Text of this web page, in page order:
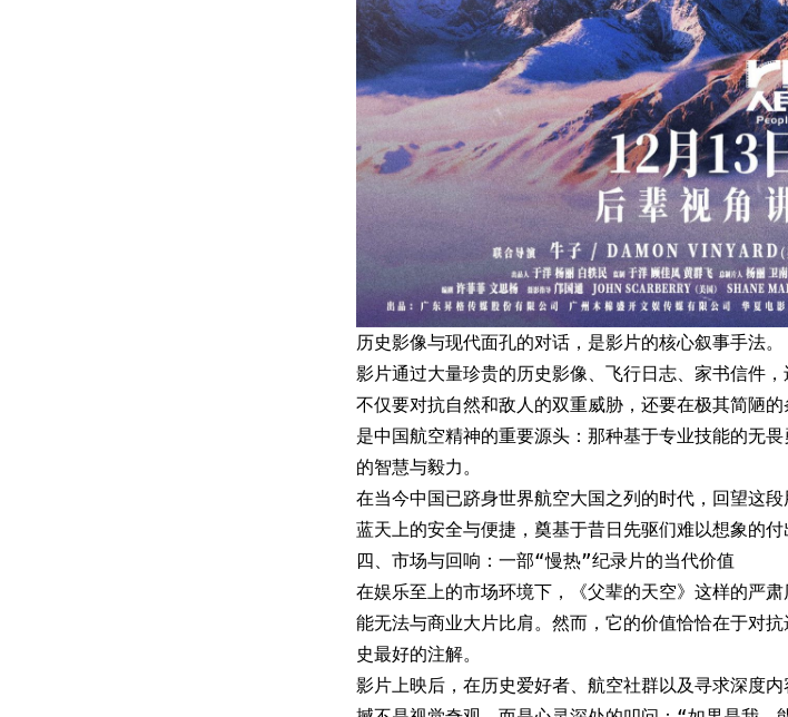
历史影像与现代面孔的对话，是影片的核心叙事手法。
影片通过大量珍贵的历史影像、飞行日志、家书信件
不仅要对抗自然和敌人的双重威胁，还要在极其简陋
是中国航空精神的重要源头：那种基于专业技能的无
的智慧与毅力。
在当今中国已跻身世界航空大国之列的时代，回望这
蓝天上的安全与便捷，奠基于昔日先驱们难以想象的付
四、市场与回响：一部“慢热”纪录片的当代价值
在娱乐至上的市场环境下，《父辈的天空》这样的严
能无法与商业大片比肩。然而，它的价值恰恰在于对
史最好的注解。
影片上映后，在历史爱好者、航空社群以及寻求深度